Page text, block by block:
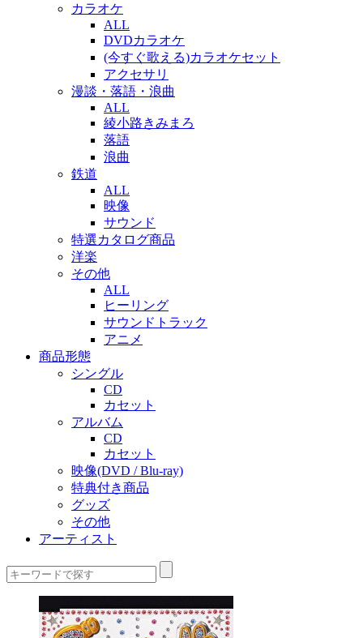
カラオケ
ALL
DVDカラオケ
(今すぐ歌える)カラオケセット
アクセサリ
漫談・落語・浪曲
ALL
綾小路きみまろ
落語
浪曲
鉄道
ALL
映像
サウンド
特選カタログ商品
洋楽
その他
ALL
ヒーリング
サウンドトラック
アニメ
商品形態
シングル
CD
カセット
アルバム
CD
カセット
映像(DVD / Blu-ray)
特典付き商品
グッズ
その他
アーティスト